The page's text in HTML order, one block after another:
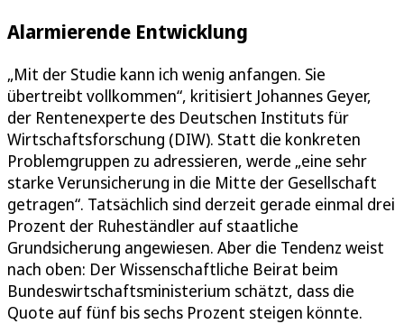
Alarmierende Entwicklung
„Mit der Studie kann ich wenig anfangen. Sie
übertreibt vollkommen“, kritisiert Johannes Geyer,
der Rentenexperte des Deutschen Instituts für
Wirtschaftsforschung (DIW). Statt die konkreten
Problemgruppen zu adressieren, werde „eine sehr
starke Verunsicherung in die Mitte der Gesellschaft
getragen“. Tatsächlich sind derzeit gerade einmal drei
Prozent der Ruheständler auf staatliche
Grundsicherung angewiesen. Aber die Tendenz weist
nach oben: Der Wissenschaftliche Beirat beim
Bundeswirtschaftsministerium schätzt, dass die
Quote auf fünf bis sechs Prozent steigen könnte.